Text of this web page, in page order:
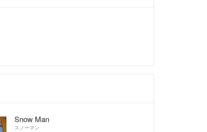
Snow Man
スノーマン